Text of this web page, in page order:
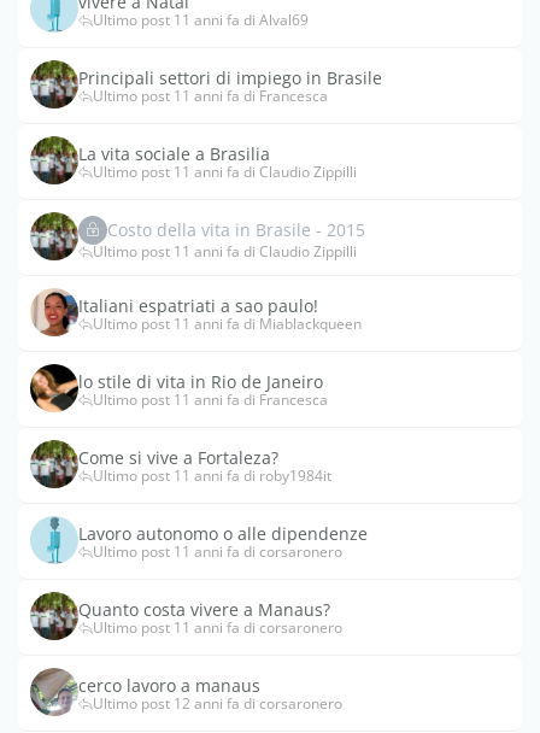
Ultimo post 11 anni fa di Alval69
Principali settori di impiego in Brasile
Ultimo post 11 anni fa di Francesca
La vita sociale a Brasilia
Ultimo post 11 anni fa di Claudio Zippilli
Costo della vita in Brasile - 2015
Ultimo post 11 anni fa di Claudio Zippilli
Italiani espatriati a sao paulo!
Ultimo post 11 anni fa di Miablackqueen
lo stile di vita in Rio de Janeiro
Ultimo post 11 anni fa di Francesca
Come si vive a Fortaleza?
Ultimo post 11 anni fa di roby1984it
Lavoro autonomo o alle dipendenze
Ultimo post 11 anni fa di corsaronero
Quanto costa vivere a Manaus?
Ultimo post 11 anni fa di corsaronero
cerco lavoro a manaus
Ultimo post 12 anni fa di corsaronero